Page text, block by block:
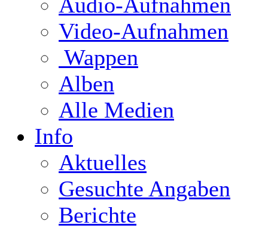
Video-Aufnahmen
Wappen
Alben
Alle Medien
Info
Aktuelles
Gesuchte Angaben
Berichte